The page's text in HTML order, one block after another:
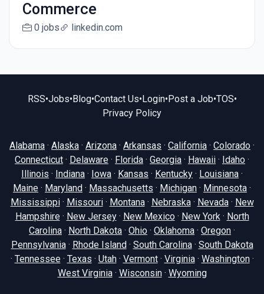
Commerce
0 jobs linkedin.com
RSS•Jobs• Blog•Contact Us• Login• Post a Job•TOS•
Privacy Policy
Alabama · Alaska · Arizona · Arkansas · California · Colorado ·
Connecticut · Delaware · Florida · Georgia · Hawaii · Idaho ·
Illinois · Indiana · Iowa · Kansas · Kentucky · Louisiana ·
Maine · Maryland · Massachusetts · Michigan · Minnesota ·
Mississippi· Missouri· Montana· Nebraska· Nevada· New
Hampshire· New Jersey· New Mexico· New York · North
Carolina · North Dakota · Ohio · Oklahoma · Oregon ·
Pennsylvania· Rhode Island· South Carolina· South Dakota
· Tennessee· Texas · Utah· Vermont· Virginia· Washington·
West Virginia· Wisconsin· Wyoming